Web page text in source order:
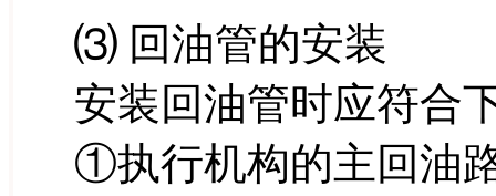
⑶ 回油管的安装
安装回油管时应符合
①执行机构的主回油